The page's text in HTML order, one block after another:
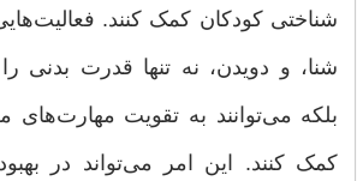
شناختی کودکان کمک کنند.
شنا، و دویدن، نه تنها قدرت بدنی
بلکه می‌توانند به تقویت مهارت‌های
کمک کنند. این امر می‌تواند در